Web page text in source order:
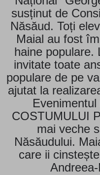
susținut de
Năsăud. Toți
Maial au fost
haine populare.
invitate toate
populare de pe
ajutat la
COSTUMULUI
mai veche
Năsăudului.
care ii